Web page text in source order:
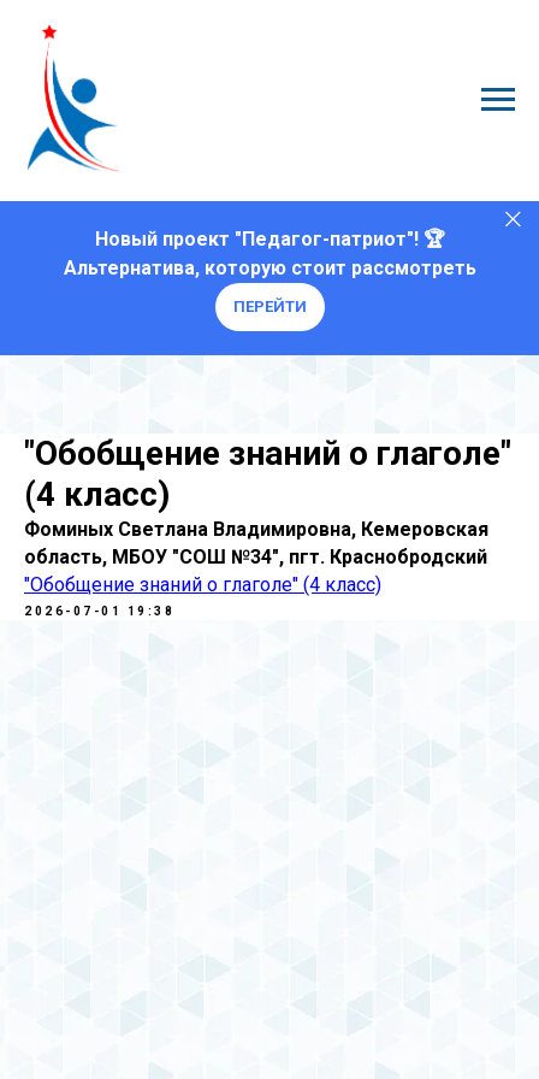
Новый проект "Педагог-патриот"! 🏆
Альтернатива, которую стоит рассмотреть
ПЕРЕЙТИ
"Обобщение знаний о глаголе"
(4 класс)
Фоминых Светлана Владимировна, Кемеровская
область, МБОУ "СОШ №34", пгт. Краснобродский
"Обобщение знаний о глаголе" (4 класс)
2026-07-01 19:38